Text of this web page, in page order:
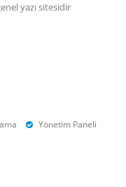
yazı sitesidir
Yönetim Paneli